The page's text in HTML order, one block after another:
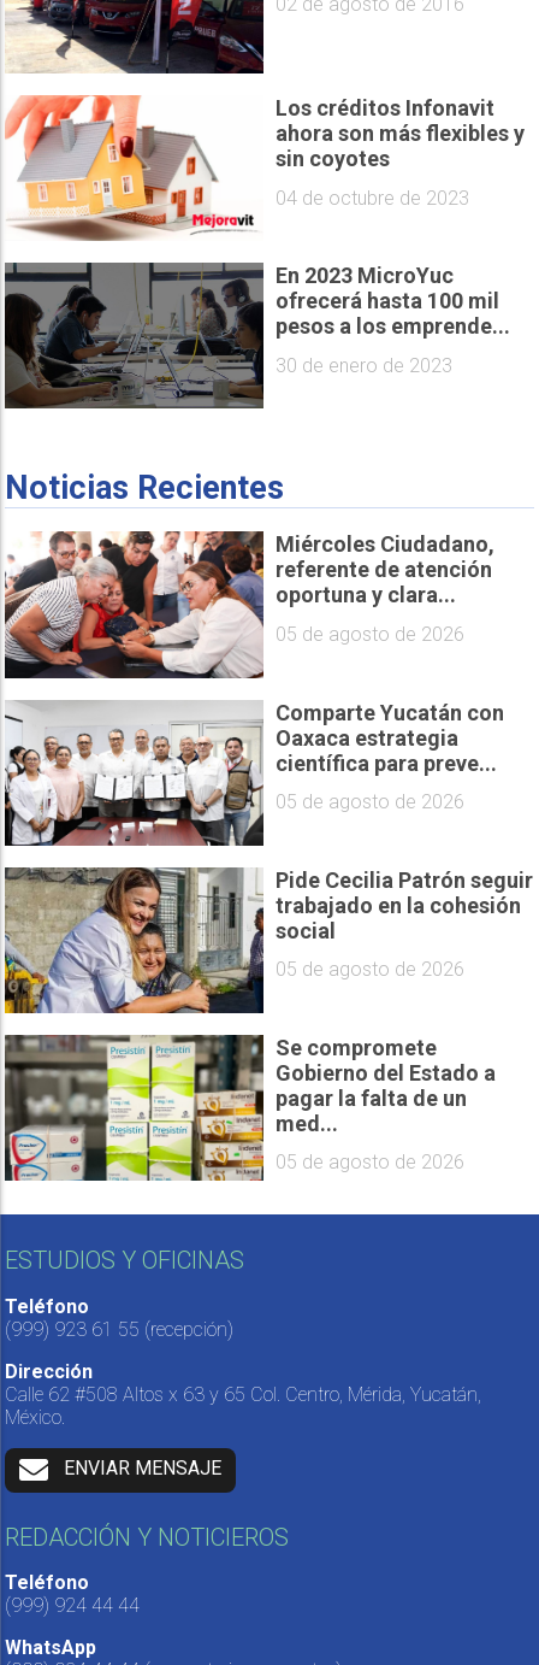
02 de agosto de 2016
Los créditos Infonavit
ahora son más flexibles y
sin coyotes
04 de octubre de 2023
En 2023 MicroYuc
ofrecerá hasta 100 mil
pesos a los emprende...
30 de enero de 2023
Noticias Recientes
Miércoles Ciudadano,
referente de atención
oportuna y clara...
05 de agosto de 2026
Comparte Yucatán con
Oaxaca estrategia
científica para preve...
05 de agosto de 2026
Pide Cecilia Patrón seguir
trabajado en la cohesión
social
05 de agosto de 2026
Se compromete
Gobierno del Estado a
pagar la falta de un
med...
05 de agosto de 2026
ESTUDIOS Y OFICINAS
Teléfono
(999) 923 61 55 (recepción)
Dirección
Calle 62 #508 Altos x 63 y 65 Col. Centro, Mérida, Yucatán,
México.
ENVIAR MENSAJE
REDACCIÓN Y NOTICIEROS
Teléfono
(999) 924 44 44
WhatsApp